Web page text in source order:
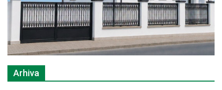
Arhiva